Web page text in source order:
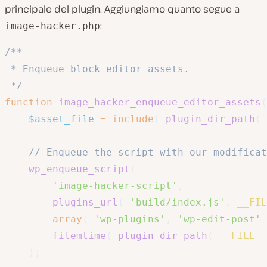
principale del plugin. Aggiungiamo quanto segue a
image-hacker.php:
/**
* Enqueue block editor assets.
*/
function
image_hacker_enqueue_editor_assets
$asset_file = include plugin_dir_path
// Enqueue the script with our
wp_enqueue_script
'image-hacker-script'
plugins_url
'build/index.js'
array
'wp-plugins'
'wp-edit-post'
filemtime
plugin_dir_path
__FILE__